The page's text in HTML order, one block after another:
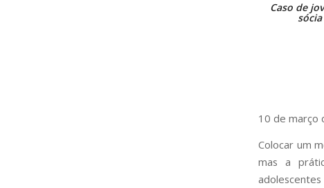
Caso de
10 de março
Colocar um
mas a